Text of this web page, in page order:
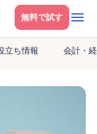
無料で試す メニ
立ち情報 会計・